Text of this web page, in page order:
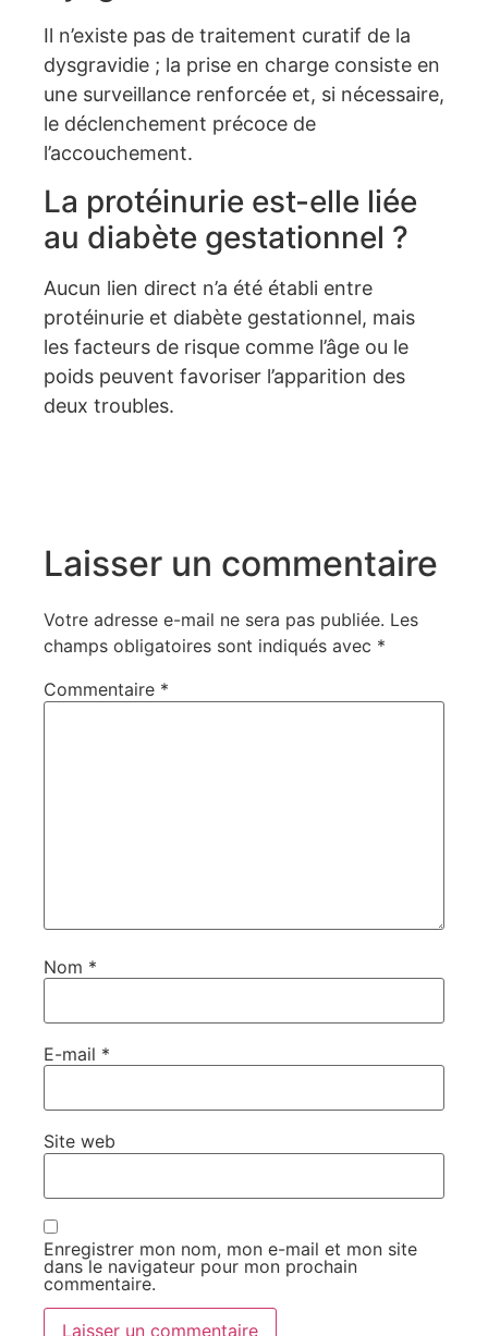
Il n’existe pas de traitement curatif de la
dysgravidie ; la prise en charge consiste en
une surveillance renforcée et, si nécessaire,
le déclenchement précoce de
l’accouchement.
La protéinurie est-elle liée
au diabète gestationnel ?
Aucun lien direct n’a été établi entre
protéinurie et diabète gestationnel, mais
les facteurs de risque comme l’âge ou le
poids peuvent favoriser l’apparition des
deux troubles.
Laisser un commentaire
Votre adresse e-mail ne sera pas publiée. Les
champs obligatoires sont indiqués avec *
Commentaire *
Nom *
E-mail *
Site web
Enregistrer mon nom, mon e-mail et mon site
dans le navigateur pour mon prochain
commentaire.